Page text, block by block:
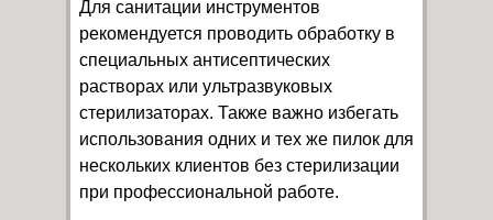
Для санитации инструментов
рекомендуется проводить обработку в
специальных антисептических
растворах или ультразвуковых
стерилизаторах. Также важно избегать
использования одних и тех же пилок для
нескольких клиентов без стерилизации
при профессиональной работе.